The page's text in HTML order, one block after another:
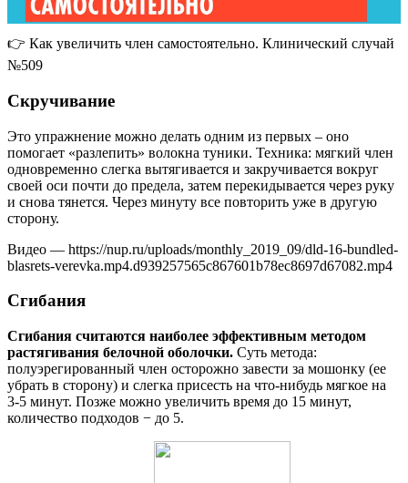
👉 Как увеличить член самостоятельно. Клинический случай
№509
Скручивание
Это упражнение можно делать одним из первых – оно
помогает «разлепить» волокна туники. Техника: мягкий член
одновременно слегка вытягивается и закручивается вокруг
своей оси почти до предела, затем перекидывается через руку
и снова тянется. Через минуту все повторить уже в другую
сторону.
Видео — https://nup.ru/uploads/monthly_2019_09/dld-16-bundled-
blasrets-verevka.mp4.d939257565c867601b78ec8697d67082.mp4
Сгибания
Сгибания считаются наиболее эффективным методом
растягивания белочной оболочки. Суть метода:
полуэрегированный член осторожно завести за мошонку (ее
убрать в сторону) и слегка присесть на что-нибудь мягкое на
3-5 минут. Позже можно увеличить время до 15 минут,
количество подходов − до 5.